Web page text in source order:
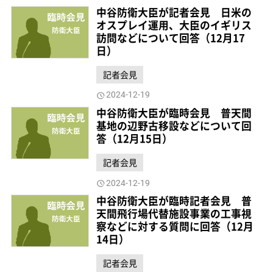
中谷防衛大臣が記者会見 日米の
オスプレイ運用、大臣のイギリス
訪問などについて回答（12月17
日）
記者会見
2024-12-19
中谷防衛大臣が臨時会見 普天間
基地の辺野古移設などについて回
答（12月15日）
記者会見
2024-12-19
中谷防衛大臣が臨時記者会見 普
天間飛行場代替施設事業の工事視
察などに対する質問に回答（12月
14日）
記者会見